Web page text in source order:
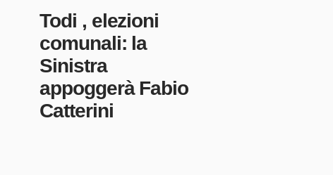
Todi , elezioni
comunali: la
Sinistra
appoggerà Fabio
Catterini